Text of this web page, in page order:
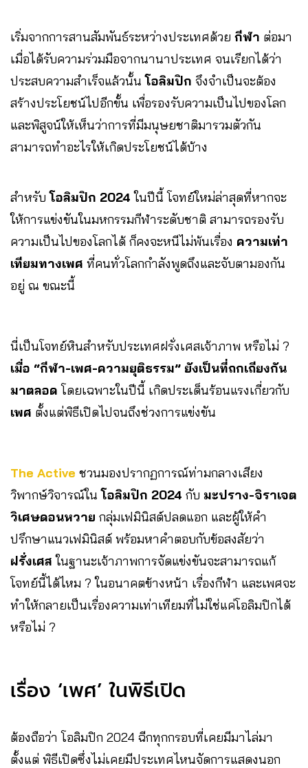
เริ่มจากการสานสัมพันธ์ระหว่างประเทศด้วย กีฬา ต่อมา
เมื่อได้รับความร่วมมือจากนานาประเทศ จนเรียกได้ว่า
ประสบความสำเร็จแล้วนั้นโอลิมปิก จึงจำเป็นจะต้อง
สร้างประโยชน์ไปอีกขั้น เพื่อรองรับความเป็นไปของโลก
และพิสูจน์ให้เห็นว่าการที่มีมนุษยชาติมารวมตัวกัน
สามารถทำอะไรให้เกิดประโยชน์ได้บ้าง
สำหรับโอลิมปิก 2024 ในปีนี้ โจทย์ใหม่ล่าสุดที่หากจะ
ให้การแข่งขันในมหกรรมกีฬาระดับชาติ สามารถรองรับ
ความเป็นไปของโลกได้ ก็คงจะหนีไม่พ้นเรื่อง ความเท่า
เทียมทางเพศ ที่คนทั่วโลกกำลังพูดถึงและจับตามองกัน
อยู่ ณ ขณะนี้
นี่เป็นโจทย์หินสำหรับประเทศฝรั่งเศสเจ้าภาพ หรือไม่ ?
เมื่อ “กีฬา-เพศ-ความยุติธรรม” ยังเป็นที่ถกเถียงกัน
มาตลอด โดยเฉพาะในปีนี้ เกิดประเด็นร้อนแรงเกี่ยวกับ
เพศ ตั้งแต่พิธีเปิดไปจนถึงช่วงการแข่งขัน
The Active ชวนมองปรากฏการณ์ท่ามกลางเสียง
วิพากษ์วิจารณ์ในโอลิมปิก 2024 กับ มะปราง-จิราเจต
วิเศษดอนหวาย กลุ่มเฟมินิสต์ปลดแอก และผู้ให้คำ
ปรึกษาแนวเฟมินิสต์ พร้อมหาคำตอบกับข้อสงสัยว่า
ฝรั่งเศส ในฐานะเจ้าภาพการจัดแข่งขันจะสามารถแก้
โจทย์นี้ได้ไหม ? ในอนาคตข้างหน้า เรื่องกีฬา และเพศจะ
ทำให้กลายเป็นเรื่องความเท่าเทียมที่ไม่ใช่แค่โอลิมปิกได้
หรือไม่ ?
เรื่อง ‘เพศ’ ในพิธีเปิด
ต้องถือว่า โอลิมปิก 2024 ฉีกทุกกรอบที่เคยมีมาไล่มา
ตั้งแต่ พิธีเปิดซึ่งไม่เคยมีประเทศไหนจัดการแสดงนอก